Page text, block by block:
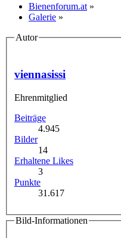
Bienenforum.at »
Galerie »
Autor
viennasissi
Ehrenmitglied
Beiträge
4.945
Bilder
14
Erhaltene Likes
3
Punkte
31.617
Bild-Informationen